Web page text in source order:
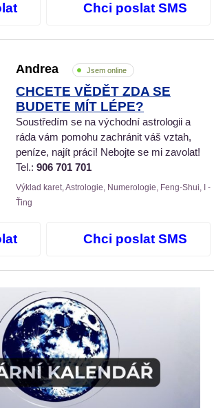
Chci poslat SMS
Andrea Jsem online
CHCETE VĚDĚT ZDA SE
BUDETE MÍT LÉPE?
Soustředím se na východní astrologii a
ráda vám pomohu zachránit váš vztah,
peníze, najít práci! Nebojte se mi zavolat!
Tel.: 906 701 701
Výklad karet, Astrologie, Numerologie, Feng-Shui, I -
Ťing
Chci poslat SMS